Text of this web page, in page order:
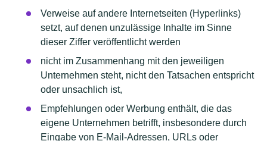
Verweise auf andere Internetseiten (Hyperlinks)
setzt, auf denen unzulässige Inhalte im Sinne
dieser Ziffer veröffentlicht werden
nicht im Zusammenhang mit den jeweiligen
Unternehmen steht, nicht den Tatsachen entspricht
oder unsachlich ist,
Empfehlungen oder Werbung enthält, die das
eigene Unternehmen betrifft, insbesondere durch
Eingabe von E-Mail-Adressen, URLs oder